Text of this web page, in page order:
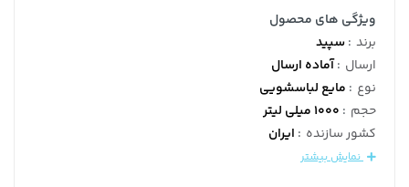
ویژگی های محصول
برند :سپید
ارسال :آماده ارسال
نوع : مایع لباسشویی
حجم : 1000 میلی لیتر
کشور سازنده : ایران
نمایش بیشتر